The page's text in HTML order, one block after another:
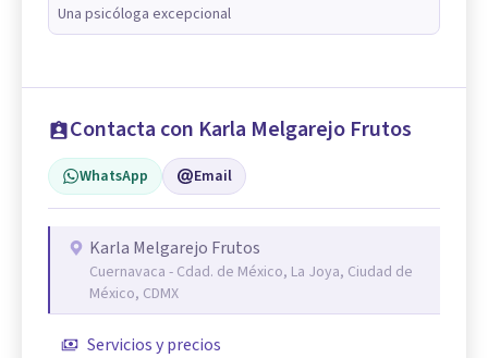
Una psicóloga excepcional
Contacta con Karla Melgarejo Frutos
WhatsApp Email
Karla Melgarejo Frutos
Cuernavaca - Cdad. de México, La Joya, Ciudad de
México, CDMX
Servicios y precios